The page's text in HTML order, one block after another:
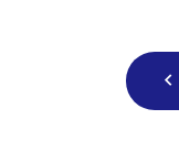
chevron_left